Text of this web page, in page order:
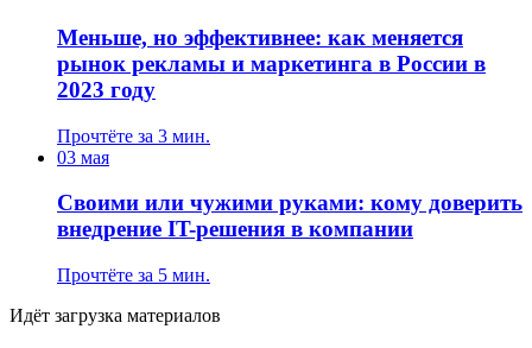
Меньше, но эффективнее: как меняется
рынок рекламы и маркетинга в России в
2023 году
Прочтёте за 3 мин.
03 мая
Своими или чужими руками: кому доверить
внедрение IT-решения в компании
Прочтёте за 5 мин.
Идёт загрузка материалов